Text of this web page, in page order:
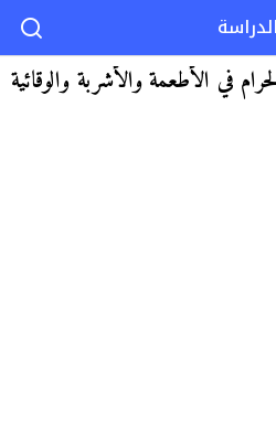
في الأطعمة والأشربة والوقائية
الدراسة